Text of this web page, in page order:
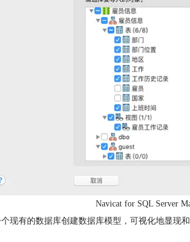
Navicat for SQL Server
现有的数据库创建数据库模型，可视化地显现